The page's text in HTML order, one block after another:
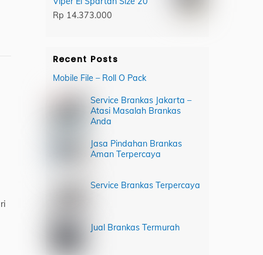
Rp 14.373.000
Recent Posts
Mobile File – Roll O Pack
Service Brankas Jakarta –
Atasi Masalah Brankas
Anda
Jasa Pindahan Brankas
Aman Terpercaya
Service Brankas Terpercaya
Jual Brankas Termurah